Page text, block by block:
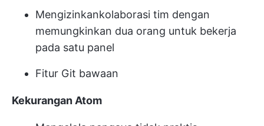
Mengizinkankolaborasi tim dengan
memungkinkan dua orang untuk bekerja
pada satu panel
Fitur Git bawaan
Kekurangan Atom